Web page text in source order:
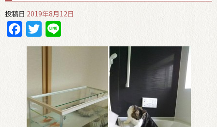
投稿日 2019年8月12日
Facebook
Twitter